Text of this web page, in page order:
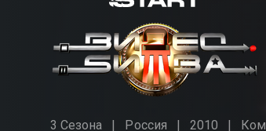
3 Сезона Россия 2010